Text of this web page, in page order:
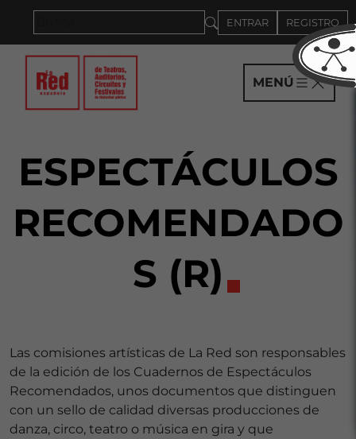
ENTRAR REGISTRO
MENÚ
ESPECTÁCULOS
RECOMENDADO
S (R)
Las comisiones artísticas de La Red son responsables
de la edición de los Cuadernos de Espectáculos
Recomendados, unos documentos que distinguen
con un sello de calidad diversas producciones de
danza, circo, teatro o música en gira y que